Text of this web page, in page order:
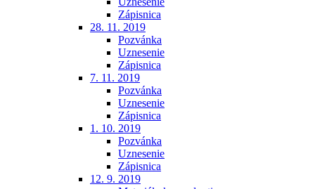
Zápisnica
28. 11. 2019
Pozvánka
Uznesenie
Zápisnica
7. 11. 2019
Pozvánka
Uznesenie
Zápisnica
1. 10. 2019
Pozvánka
Uznesenie
Zápisnica
12. 9. 2019